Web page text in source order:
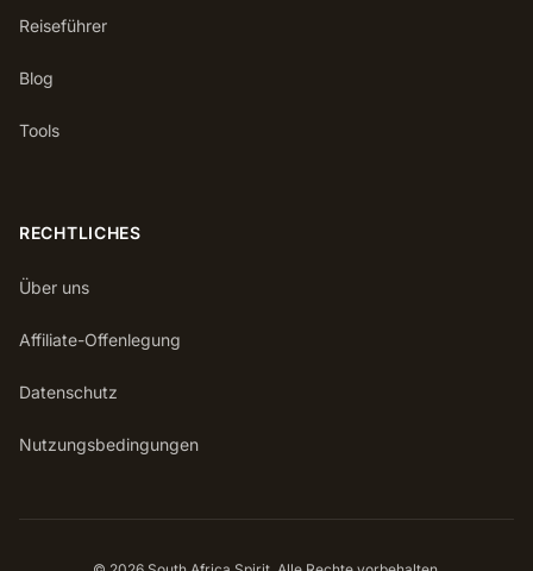
Reiseführer
Blog
Tools
RECHTLICHES
Über uns
Affiliate-Offenlegung
Datenschutz
Nutzungsbedingungen